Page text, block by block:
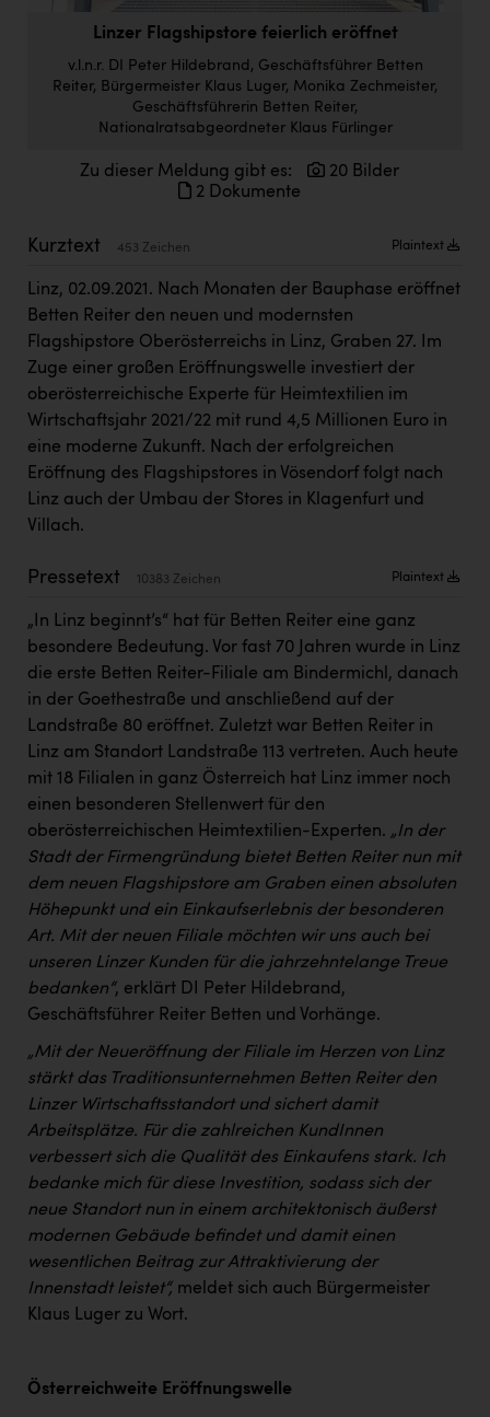
ERLUS AG
Fristads Austria
Immotech
INTERSPAR
INTERSPORT Austria
Jesolo
Jane Goodall Institute Austria
Kärcher
KEBA
KIWI Kinderwunsch Institut Dr. Loimer
KLIPP Frisör
Kleider Bauer
Kremsmüller Anlagenbau GmbH
Maximarkt
Oldtimer Raststationen und Motorhotels
Österreichischer Kachelofenverband
Orlen
PEZ
REMAX
RE/MAX Welcome
Resch&Frisch
RUBBLE MASTER
Ruderclub Wels
SCRI - Salzburg Cancer Research Institute
SCHMACHTL GmbH
Seher + Partner
Linzer Flagshipstore feierlich eröffnet
v.l.n.r. DI Peter Hildebrand, Geschäftsführer Betten
Reiter, Bürgermeister Klaus Luger, Monika Zechmeister,
Geschäftsführerin Betten Reiter,
Nationalratsabgeordneter Klaus Fürlinger
Zu dieser Meldung gibt es:
20 Bilder
2 Dokumente
Kurztext 453 Zeichen Plaintext
Linz, 02.09.2021. Nach Monaten der Bauphase eröffnet
Betten Reiter den neuen und modernsten
Flagshipstore Oberösterreichs in Linz, Graben 27. Im
Zuge einer großen Eröffnungswelle investiert der
oberösterreichische Experte für Heimtextilien im
Wirtschaftsjahr 2021/22 mit rund 4,5 Millionen Euro in
eine moderne Zukunft. Nach der erfolgreichen
Eröffnung des Flagshipstores in Vösendorf folgt nach
Linz auch der Umbau der Stores in Klagenfurt und
Villach.
Pressetext 10383 Zeichen Plaintext
„In Linz beginnt’s“ hat für Betten Reiter eine ganz
besondere Bedeutung. Vor fast 70 Jahren wurde in Linz
die erste Betten Reiter-Filiale am Bindermichl, danach
in der Goethestraße und anschließend auf der
Landstraße 80 eröffnet. Zuletzt war Betten Reiter in
Linz am Standort Landstraße 113 vertreten. Auch heute
mit 18 Filialen in ganz Österreich hat Linz immer noch
einen besonderen Stellenwert für den
oberösterreichischen Heimtextilien-Experten. „In der
Stadt der Firmengründung bietet Betten Reiter nun mit
dem neuen Flagshipstore am Graben einen absoluten
Höhepunkt und ein Einkaufserlebnis der besonderen
Art. Mit der neuen Filiale möchten wir uns auch bei
unseren Linzer Kunden für die jahrzehntelange Treue
bedanken“, erklärt DI Peter Hildebrand,
Geschäftsführer Reiter Betten und Vorhänge.
„Mit der Neueröffnung der Filiale im Herzen von Linz
stärkt das Traditionsunternehmen Betten Reiter den
Linzer Wirtschaftsstandort und sichert damit
Arbeitsplätze. Für die zahlreichen KundInnen
verbessert sich die Qualität des Einkaufens stark. Ich
bedanke mich für diese Investition, sodass sich der
neue Standort nun in einem architektonisch äußerst
modernen Gebäude befindet und damit einen
wesentlichen Beitrag zur Attraktivierung der
Innenstadt leistet“, meldet sich auch Bürgermeister
Klaus Luger zu Wort.
Österreichweite Eröffnungswelle